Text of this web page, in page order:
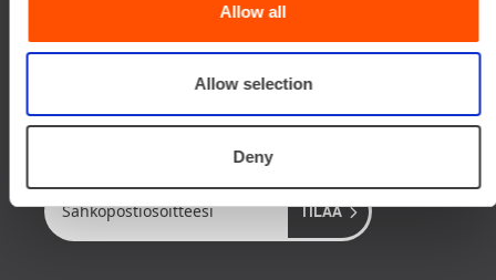
Allow all
Allow selection
Deny
TILAA RENTTAAJAN UUTISKIRJE
Saat hupia ja hyötyä, vinkkejä ja visioita